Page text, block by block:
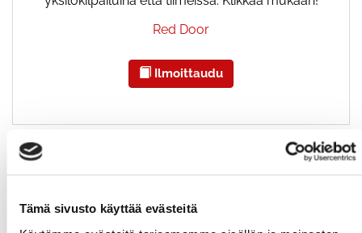
Tämä sivusto käyttää evästeitä
Red Door
Ilmoittaudu
Logo Postinumero Kunta
Nimi Tehtävänimike Yritys